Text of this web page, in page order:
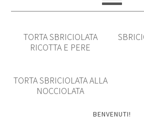
TORTA SBRICIOLATA
RICOTTA E PERE
TORTA SBRICIOLATA ALLA
NOCCIOLATA
BENVENUTI!